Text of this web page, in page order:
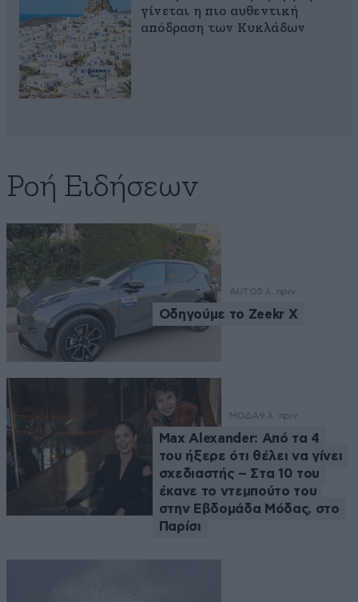
γίνεται η πιο αυθεντική
απόδραση των Κυκλάδων
Ροή Ειδήσεων
AUTO5 λ. πριν
Οδηγούμε το Zeekr X
ΜΟΔΑ9 λ. πριν
Max Alexander: Από τα 4
του ήξερε ότι θέλει να γίνει
σχεδιαστής – Στα 10 του
έκανε το ντεμπούτο του
στην Εβδομάδα Μόδας, στο
Παρίσι